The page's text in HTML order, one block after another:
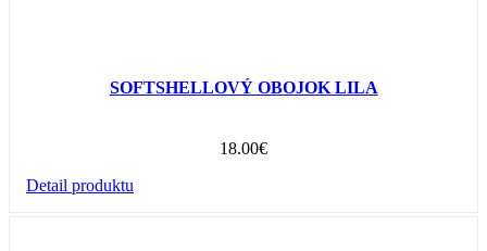
SOFTSHELLOVÝ OBOJOK LILA
18.00€
Detail produktu